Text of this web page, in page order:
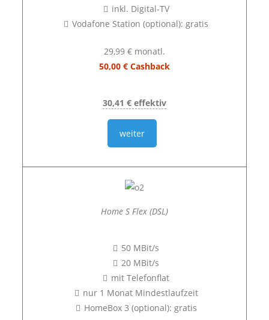
inkl. Digital-TV
Vodafone Station (optional): gratis
29,99 € monatl.
50,00 € Cashback
30,41 € effektiv
weiter
Home S Flex (DSL)
50 MBit/s
20 MBit/s
mit Telefonflat
nur 1 Monat Mindestlaufzeit
HomeBox 3 (optional): gratis